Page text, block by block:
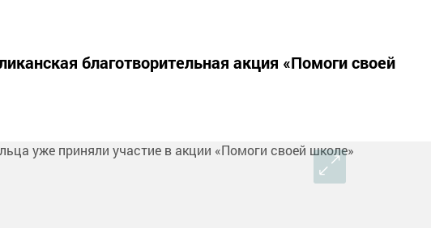
благотворительная акция «Помоги своей